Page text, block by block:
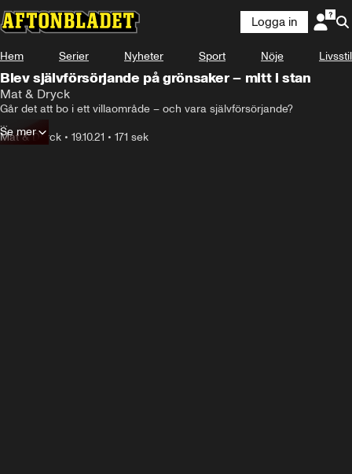
Logga in
Hem Serier Nyheter Sport Nöje Livsstil
Blev självförsörjande på grönsaker – mitt i stan
Mat & Dryck
Går det att bo i ett villaområde – och vara självförsörjande?
Det vet familjen Johansson som medverkar i programmet ”En
Mat & Dryck • 19.10.21 • 171 sek
Se mer